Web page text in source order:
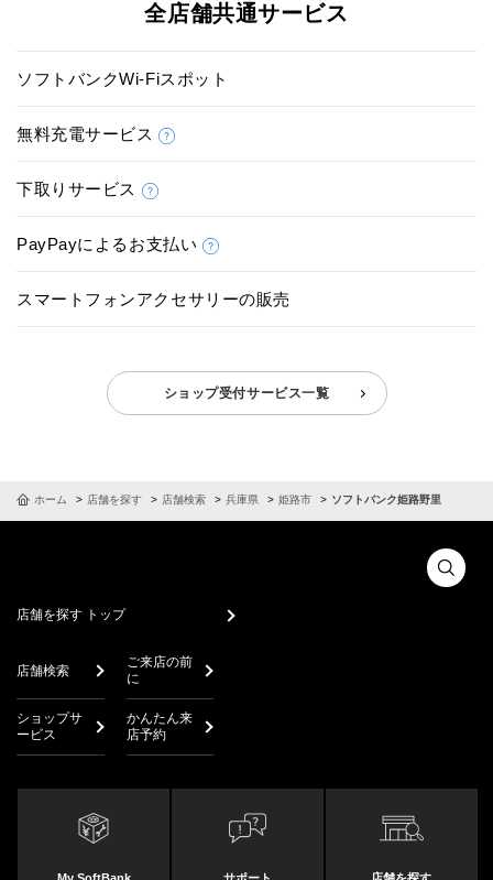
全店舗共通サービス
ソフトバンクWi-Fiスポット
無料充電サービス
下取りサービス
PayPayによるお支払い
スマートフォンアクセサリーの販売
ショップ受付サービス一覧
ホーム 店舗を探す 店舗検索 兵庫県 姫路市 ソフトバンク姫路野里
店舗を探す トップ
店舗検索
ご来店の前
に
ショップサ
ービス
かんたん来
店予約
My SoftBank サポート 店舗を探す